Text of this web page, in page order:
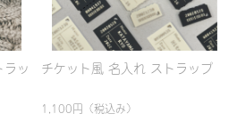
ッ
チケット風 名入れ ストラップ
1,100円 （税込み）